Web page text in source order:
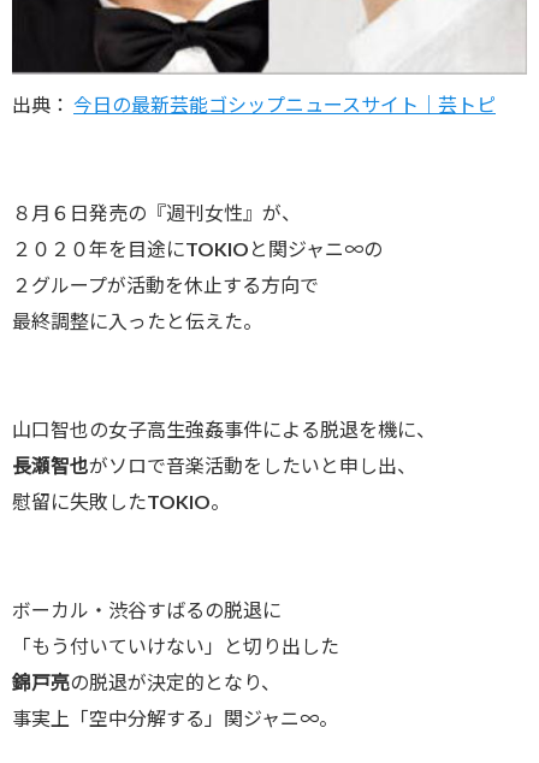
出典： 今日の最新芸能ゴシップニュースサイト｜芸トピ
８月６日発売の『週刊女性』が、
２０２０年を目途にTOKIOと関ジャニ∞の
２グループが活動を休止する方向で
最終調整に入ったと伝えた。
山口智也の女子高生強姦事件による脱退を機に、
長瀬智也がソロで音楽活動をしたいと申し出、
慰留に失敗したTOKIO。
ボーカル・渋谷すばるの脱退に
「もう付いていけない」と切り出した
錦戸亮の脱退が決定的となり、
事実上「空中分解する」関ジャニ∞。